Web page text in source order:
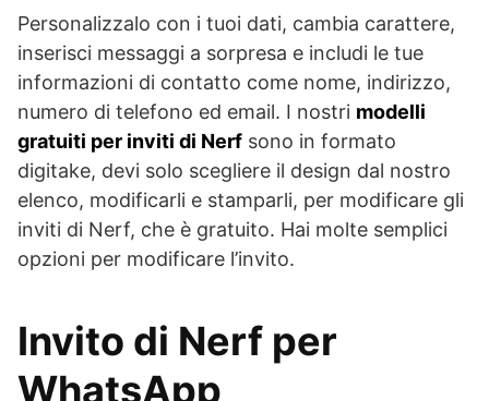
Personalizzalo con i tuoi dati, cambia carattere,
inserisci messaggi a sorpresa e includi le tue
informazioni di contatto come nome, indirizzo,
numero di telefono ed email. I nostri modelli
gratuiti per inviti di Nerf sono in formato
digitake, devi solo scegliere il design dal nostro
elenco, modificarli e stamparli, per modificare gli
inviti di Nerf, che è gratuito. Hai molte semplici
opzioni per modificare l’invito.
Invito di Nerf per
WhatsApp